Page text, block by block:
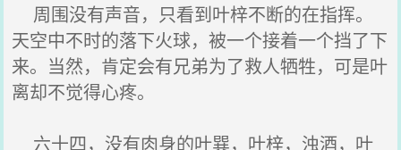
周围没有声音，只看到叶梓不断的在指挥。
天空中不时的落下火球，被一个接着一个挡了下
来。当然，肯定会有兄弟为了救人牺牲，可是叶
离却不觉得心疼。
六十四，没有肉身的叶巽，叶梓，浊酒，叶